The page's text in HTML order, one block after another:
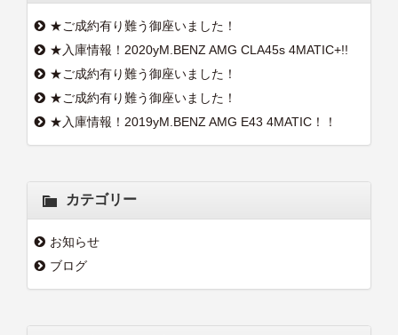
★ご成約有り難う御座いました！
★入庫情報！2020yM.BENZ AMG CLA45s 4MATIC+!!
★ご成約有り難う御座いました！
★ご成約有り難う御座いました！
★入庫情報！2019yM.BENZ AMG E43 4MATIC！！
カテゴリー
お知らせ
ブログ